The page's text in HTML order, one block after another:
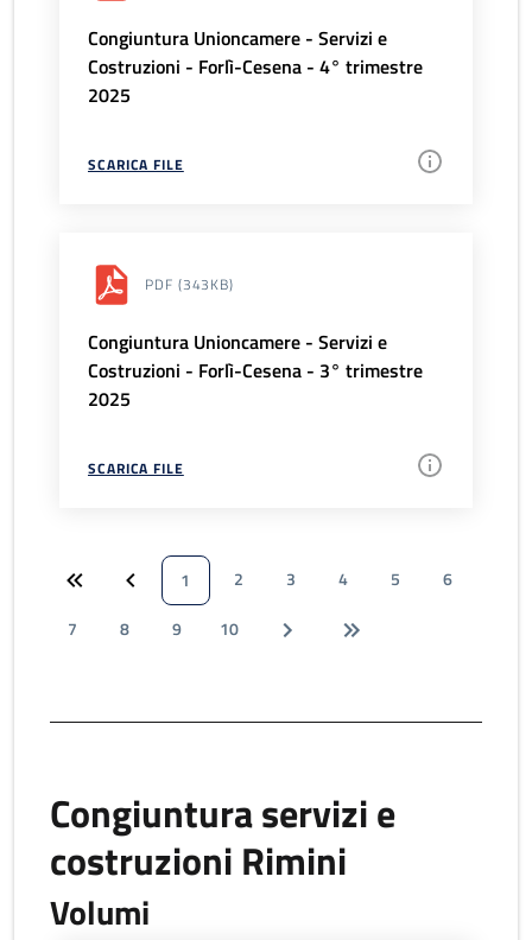
Congiuntura Unioncamere - Servizi e
Costruzioni - Forlì-Cesena - 4° trimestre
2025
SCARICA FILE
PDF (343KB)
Congiuntura Unioncamere - Servizi e
Costruzioni - Forlì-Cesena - 3° trimestre
2025
SCARICA FILE
1 2 3 4 5
6
7
8 9 10
Congiuntura servizi e
costruzioni Rimini
Volumi